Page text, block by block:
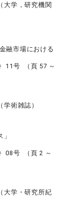
大学，研究機関
融市場における
11号 （頁 57 ～
術雑誌）
08号 （頁 2 ～
大学・研究所紀